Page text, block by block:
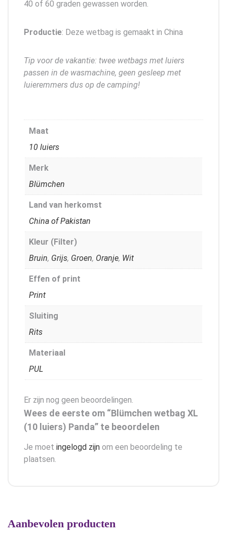
40 of 60 graden gewassen worden.
Productie: Deze wetbag is gemaakt in China
Tip voor de vakantie: twee wetbags met luiers
passen in de wasmachine, geen gesleep met
luieremmers dus op de camping!
Maat
10 luiers
Merk
Blümchen
Land van herkomst
China of Pakistan
Kleur (Filter)
Bruin, Grijs, Groen, Oranje, Wit
Effen of print
Print
Sluiting
Rits
Materiaal
PUL
Er zijn nog geen beoordelingen.
Wees de eerste om “Blümchen wetbag XL
(10 luiers) Panda” te beoordelen
Je moet ingelogd zijn om een beoordeling te
plaatsen.
Aanbevolen producten